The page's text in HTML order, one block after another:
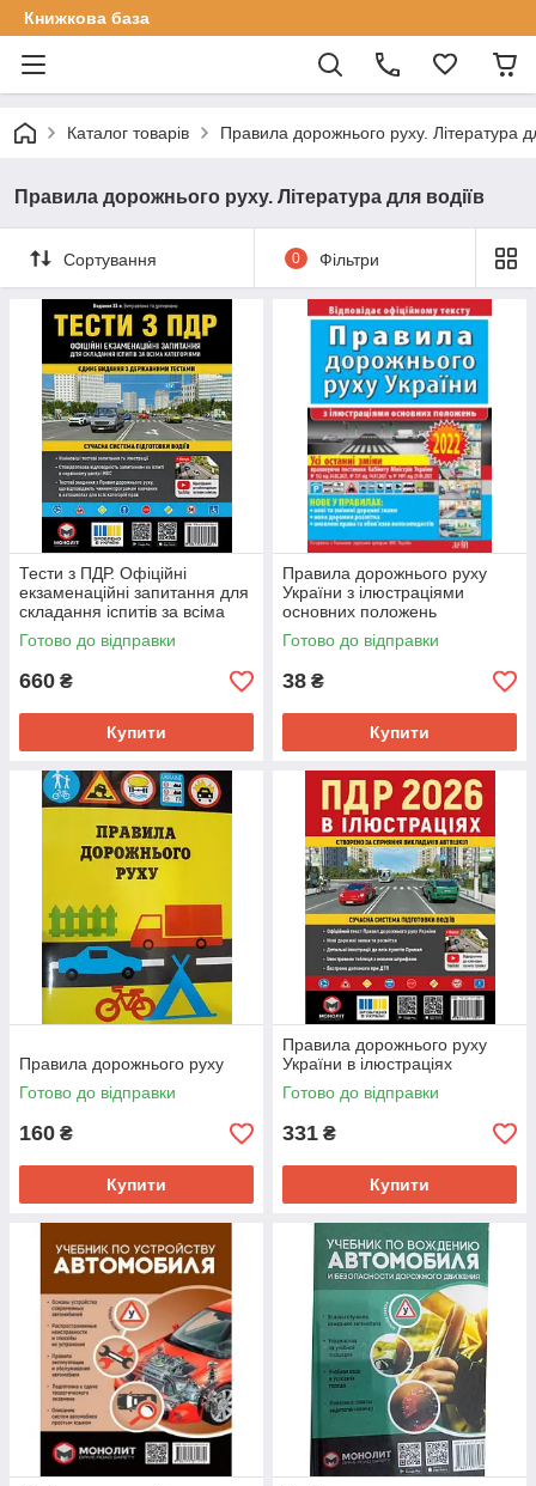
Книжкова база
Каталог товарів Правила дорожнього руху. Література
Правила дорожнього руху. Література для водіїв
Сортування 0 Фільтри
Тести з ПДР. Офіційні
екзаменаційні запитання для
складання іспитів за всіма
категоріями. 2026
Готово до відправки
660 ₴
Купити
Правила дорожнього руху
України з ілюстраціями
основних положень
Готово до відправки
38 ₴
Купити
Правила дорожнього руху
Готово до відправки
160 ₴
Купити
Правила дорожнього руху
України в ілюстраціях
Готово до відправки
331 ₴
Купити